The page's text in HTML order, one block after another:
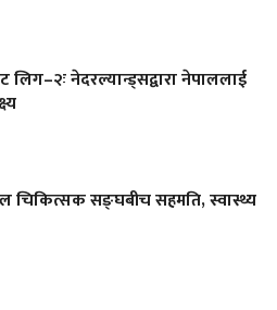
लिग–२ः नेदरल्यान्ड्सद्वारा नेपाललाई
चिकित्सक सङ्घबीच सहमति, स्वास्थ्य